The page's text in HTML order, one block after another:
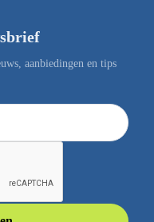
aanbiedingen en tips